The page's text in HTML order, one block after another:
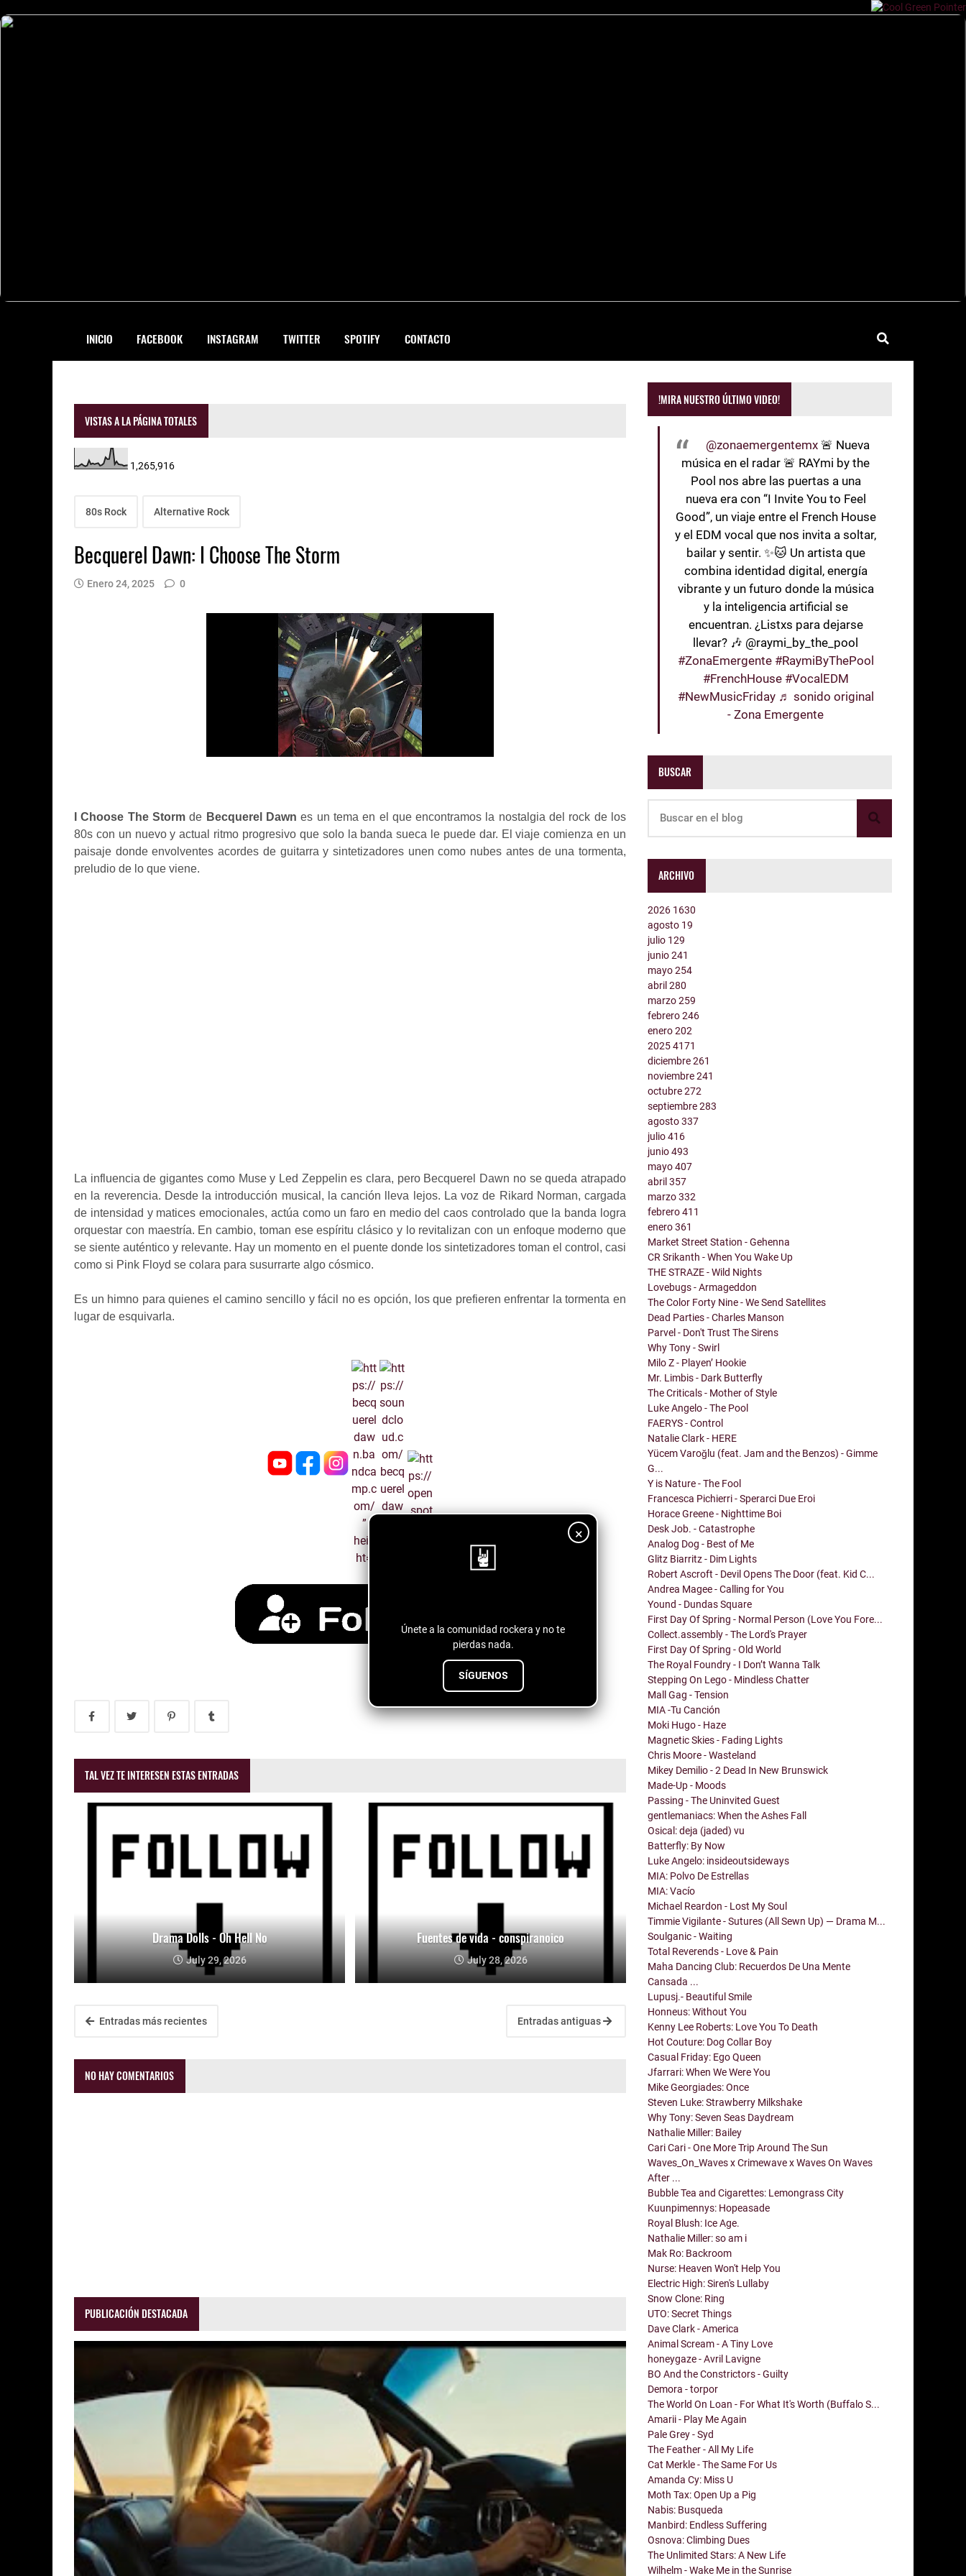
INICIO FACEBOOK INSTAGRAM TWITTER SPOTIFY CONTACTO
×
Únete a la comunidad rockera y no te
pierdas nada.
SÍGUENOS
VISTAS A LA PÁGINA TOTALES
1,265,916
80s Rock Alternative Rock
Becquerel Dawn: I Choose The Storm
Enero 24, 2025 0
I Choose The Stormde Becquerel Dawn es un tema en el que encontramos la nostalgia del rock de los
80s con un nuevo y actual ritmo progresivo que solo la banda sueca le puede dar. El viaje comienza en un
paisaje donde envolventes acordes de guitarra y sintetizadores unen como nubes antes de una tormenta,
preludio de lo que viene.
La influencia de gigantes como Muse y Led Zeppelin es clara, pero Becquerel Dawn no se queda atrapado
en la reverencia. Desde la introducción musical, la canción lleva lejos. La voz de Rikard Norman, cargada
de intensidad y matices emocionales, actúa como un faro en medio del caos controlado que la banda logra
orquestar con maestría. En cambio, toman ese espíritu clásico y lo revitalizan con un enfoque moderno que
se siente auténtico y relevante. Hay un momento en el puente donde los sintetizadores toman el control, casi
como si Pink Floyd se colara para susurrarte algo cósmico.
Es un himno para quienes el camino sencillo y fácil no es opción, los que prefieren enfrentar la tormenta en
lugar de esquivarla.
TAL VEZ TE INTERESEN ESTAS ENTRADAS
Drama Dolls - Oh Hell No
July 29, 2026
Fuentes de vida - conspiranoico
July 28, 2026
Entradas más recientes Entradas antiguas
NO HAY COMENTARIOS
PUBLICACIÓN DESTACADA
!MIRA NUESTRO ÚLTIMO VIDEO!
@zonaemergentemx 🚨 Nueva
música en el radar 🚨 RAYmi by the
Pool nos abre las puertas a una
nueva era con “I Invite You to Feel
Good”, un viaje entre el French House
y el EDM vocal que nos invita a soltar,
bailar y sentir. ✨🐱 Un artista que
combina identidad digital, energía
vibrante y un futuro donde la música
y la inteligencia artificial se
encuentran. ¿Listxs para dejarse
llevar? 🎶 @raymi_by_the_pool
#ZonaEmergente #RaymiByThePool
#FrenchHouse #VocalEDM
#NewMusicFriday ♬ sonido original
- Zona Emergente
BUSCAR
ARCHIVO
2026 1630
agosto 19
julio 129
junio241
mayo254
abril280
marzo259
febrero246
enero202
20254171
diciembre261
noviembre241
octubre272
septiembre283
agosto337
julio416
junio493
mayo407
abril357
marzo332
febrero411
enero361
Market Street Station - Gehenna
CR Srikanth - When You Wake Up
THE STRAZE - Wild Nights
Lovebugs - Armageddon
The Color Forty Nine - We Send Satellites
Dead Parties - Charles Manson
Parvel - Don't Trust The Sirens
Why Tony - Swirl
Milo Z - Playen’ Hookie
Mr. Limbis - Dark Butterfly
The Criticals - Mother of Style
Luke Angelo - The Pool
FAERYS - Control
Natalie Clark - HERE
Yücem Varoğlu (feat. Jam and the Benzos) - Gimme
G...
Y is Nature - The Fool
Francesca Pichierri - Sperarci Due Eroi
Horace Greene - Nighttime Boi
Desk Job. - Catastrophe
Analog Dog - Best of Me
Glitz Biarritz - Dim Lights
Robert Ascroft - Devil Opens The Door (feat. Kid C...
Andrea Magee - Calling for You
Yound - Dundas Square
First Day Of Spring - Normal Person (Love You Fore...
Collect.assembly - The Lord's Prayer
First Day Of Spring - Old World
The Royal Foundry - I Don’t Wanna Talk
Stepping On Lego - Mindless Chatter
Mall Gag - Tension
MIA -Tu Canción
Moki Hugo - Haze
Magnetic Skies - Fading Lights
Chris Moore - Wasteland
Mikey Demilio - 2 Dead In New Brunswick
Made-Up - Moods
Passing - The Uninvited Guest
gentlemaniacs: When the Ashes Fall
Osical: deja (jaded) vu
Batterfly: By Now
Luke Angelo: insideoutsideways
MIA: Polvo De Estrellas
MIA: Vacío
Michael Reardon - Lost My Soul
Timmie Vigilante - Sutures (All Sewn Up) — Drama M...
Soulganic - Waiting
Total Reverends - Love & Pain
Maha Dancing Club: Recuerdos De Una Mente
Cansada ...
Lupusj.- Beautiful Smile
Honneus: Without You
Kenny Lee Roberts: Love You To Death
Hot Couture: Dog Collar Boy
Casual Friday: Ego Queen
Jfarrari: When We Were You
Mike Georgiades: Once
Steven Luke: Strawberry Milkshake
Why Tony: Seven Seas Daydream
Nathalie Miller: Bailey
Cari Cari - One More Trip Around The Sun
Waves_On_Waves x Crimewave x Waves On Waves
After ...
Bubble Tea and Cigarettes: Lemongrass City
Kuunpimennys: Hopeasade
Royal Blush: Ice Age.
Nathalie Miller: so am i
Mak Ro: Backroom
Nurse: Heaven Won't Help You
Electric High: Siren's Lullaby
Snow Clone: Ring
UTO: Secret Things
Dave Clark - America
Animal Scream - A Tiny Love
honeygaze - Avril Lavigne
BO And the Constrictors - Guilty
Demora - torpor
The World On Loan - For What It's Worth (Buffalo S...
Amarii - Play Me Again
Pale Grey - Syd
The Feather - All My Life
Cat Merkle - The Same For Us
Amanda Cy: Miss U
Moth Tax: Open Up a Pig
Nabis: Busqueda
Manbird: Endless Suffering
Osnova: Climbing Dues
The Unlimited Stars: A New Life
Wilhelm - Wake Me in the Sunrise